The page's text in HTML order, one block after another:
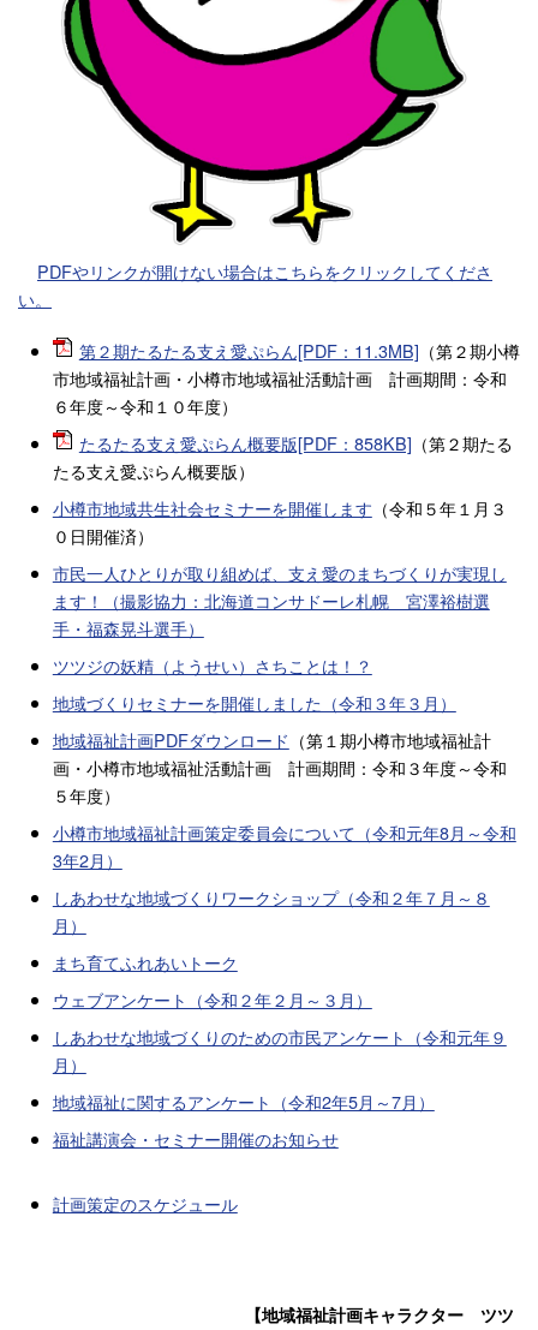
PDFやリンクが開けない場合はこちらをクリックしてくださ
い。
第２期たるたる支え愛ぷらん[PDF：11.3MB] （第２期小樽
市地域福祉計画・小樽市地域福祉活動計画 計画期間：令和
６年度～令和１０年度）
たるたる支え愛ぷらん概要版[PDF：858KB] （第２期たる
たる支え愛ぷらん概要版）
小樽市地域共生社会セミナーを開催します （令和５年１月３
０日開催済）
市民一人ひとりが取り組めば、支え愛のまちづくりが実現し
ます！（撮影協力：北海道コンサドーレ札幌 宮澤裕樹選
手・福森晃斗選手）
ツツジの妖精（ようせい）さちことは！？
地域づくりセミナーを開催しました（令和３年３月）
地域福祉計画PDFダウンロード （第１期小樽市地域福祉計
画・小樽市地域福祉活動計画 計画期間：令和３年度～令和
５年度）
小樽市地域福祉計画策定委員会について（令和元年8月～令和
3年2月）
しあわせな地域づくりワークショップ（令和２年７月～８
月）
まち育てふれあいトーク
ウェブアンケート（令和２年２月～３月）
しあわせな地域づくりのための市民アンケート（令和元年９
月）
地域福祉に関するアンケート（令和2年5月～7月）
福祉講演会・セミナー開催のお知らせ
計画策定のスケジュール
【地域福祉計画キャラクター ツツ